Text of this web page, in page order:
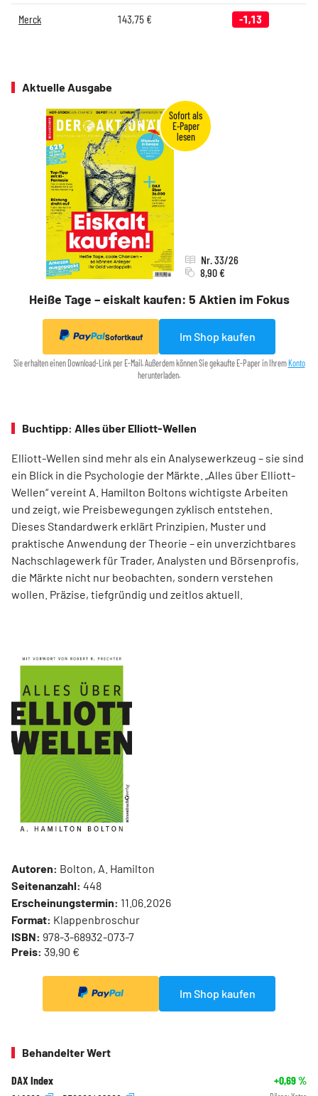
Merck 143,75€ -1,13
Aktuelle Ausgabe
Heiße Tage – eiskalt kaufen: 5 Aktien im Fokus
Nr. 33/26
8,90 €
Sofortkauf Im Shop kaufen
Sie erhalten einen Download-Link per E-Mail. Außerdem können Sie gekaufte E-Paper in Ihrem Konto
herunterladen.
Buchtipp: Alles über Elliott-Wellen
Elliott-Wellen sind mehr als ein Analysewerkzeug – sie sind
ein Blick in die Psychologie der Märkte. „Alles über Elliott-
Wellen“ vereint A. Hamilton Boltons wichtigste Arbeiten
und zeigt, wie Preisbewegungen zyklisch entstehen.
Dieses Standardwerk erklärt Prinzipien, Muster und
praktische Anwendung der Theorie – ein unverzichtbares
Nachschlagewerk für Trader, Analysten und Börsenprofis,
die Märkte nicht nur beobachten, sondern verstehen
wollen. Präzise, tiefgründig und zeitlos aktuell.
Autoren: Bolton, A. Hamilton
Seitenanzahl: 448
Erscheinungstermin: 11.06.2026
Format: Klappenbroschur
ISBN: 978-3-68932-073-7
Preis: 39,90 €
Im Shop kaufen
Behandelter Wert
DAX Index +0,69%